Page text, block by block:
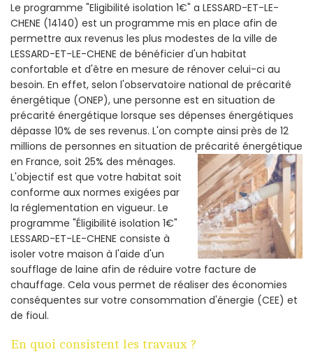
Le programme "Eligibilité isolation 1€" a LESSARD-ET-LE-
CHENE (14140) est un programme mis en place afin de
permettre aux revenus les plus modestes de la ville de
LESSARD-ET-LE-CHENE de bénéficier d'un habitat
confortable et d'être en mesure de rénover celui-ci au
besoin. En effet, selon l'observatoire national de précarité
énergétique (ONEP), une personne est en situation de
précarité énergétique lorsque ses dépenses énergétiques
dépasse 10% de ses revenus. L'on compte ainsi près de 12
millions de personnes en situation de précarité énergétique
en France, soit 25% des ménages.
L'objectif est que votre habitat soit
conforme aux normes exigées par
la réglementation en vigueur. Le
programme "Éligibilité isolation 1€"
LESSARD-ET-LE-CHENE consiste à
isoler votre maison à l'aide d'un
soufflage de laine afin de réduire votre facture de
chauffage. Cela vous permet de réaliser des économies
conséquentes sur votre consommation d'énergie (CEE) et
de fioul.
En quoi consistent les travaux ?